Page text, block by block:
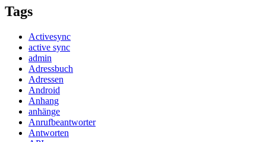
Tags
Activesync
active sync
admin
Adressbuch
Adressen
Android
Anhang
anhänge
Anrufbeantworter
Antworten